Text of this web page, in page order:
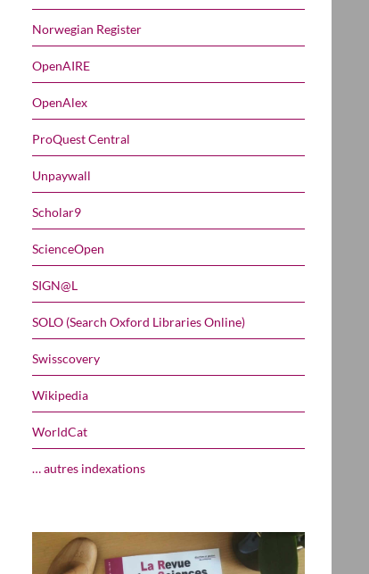
Norwegian Register
OpenAIRE
OpenAlex
ProQuest Central
Unpaywall
Scholar9
ScienceOpen
SIGN@L
SOLO (Search Oxford Libraries Online)
Swisscovery
Wikipedia
WorldCat
… autres indexations